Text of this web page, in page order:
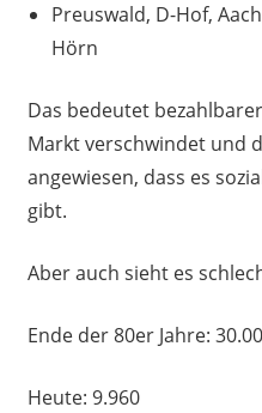
Preuswald, D-Hof,
Hörn
Das bedeutet
Markt verschwindet und
angewiesen, dass es
gibt.
Aber auch sieht es
Ende der 80er Jahre:
Heute: 9.960